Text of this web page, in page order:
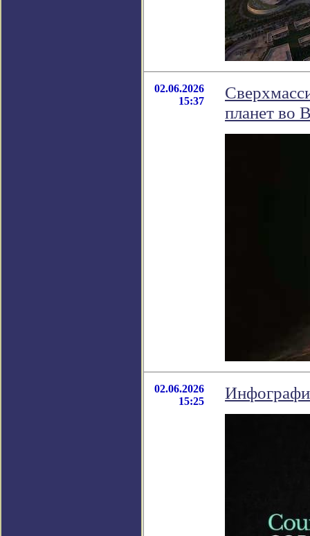
02.06.2026
15:37
планет во
02.06.2026
15:25